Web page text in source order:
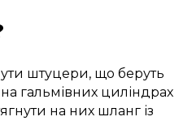
штуцери, що беруть
гальмівних циліндрах
на них шланг із